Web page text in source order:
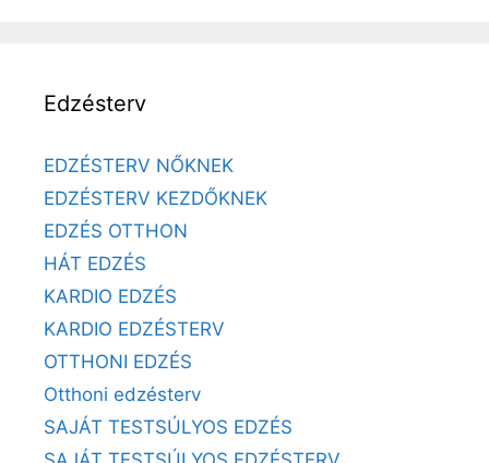
Edzésterv
EDZÉSTERV NŐKNEK
EDZÉSTERV KEZDŐKNEK
EDZÉS OTTHON
HÁT EDZÉS
KARDIO EDZÉS
KARDIO EDZÉSTERV
OTTHONI EDZÉS
Otthoni edzésterv
SAJÁT TESTSÚLYOS EDZÉS